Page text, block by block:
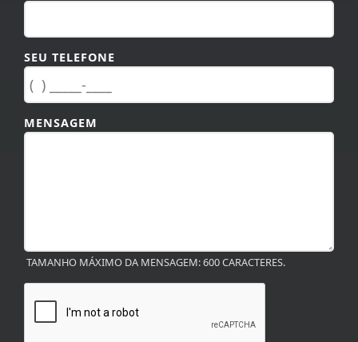
SEU TELEFONE
MENSAGEM
TAMANHO MÁXIMO DA MENSAGEM: 600 CARACTERES.